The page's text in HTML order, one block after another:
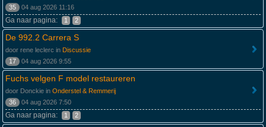
35
04 aug 2026 11:16
Ga naar pagina: 1 2
De 992.2 Carrera S
door rene leclerc in Discussie
17
04 aug 2026 9:55
Fuchs velgen F model restaureren
door Donckie in Onderstel & Remmerij
36
04 aug 2026 7:50
Ga naar pagina: 1 2